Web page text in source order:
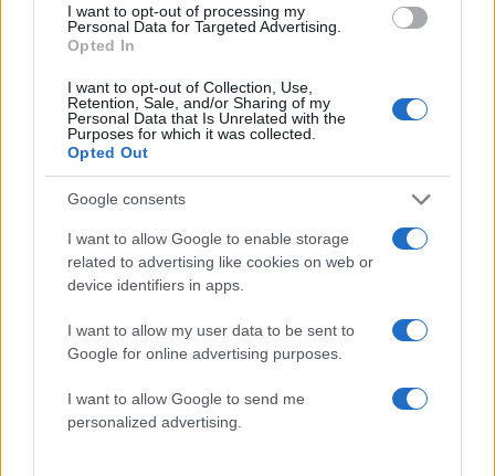
I want to opt-out of processing my
Personal Data for Targeted Advertising.
Opted In
I want to opt-out of Collection, Use,
Retention, Sale, and/or Sharing of my
Personal Data that Is Unrelated with the
Purposes for which it was collected.
Opted Out
Google consents
I want to allow Google to enable storage
related to advertising like cookies on web or
device identifiers in apps.
I want to allow my user data to be sent to
Google for online advertising purposes.
I want to allow Google to send me
personalized advertising.
Πιο δημοφιλή
Σοκαριστική υπόθεση στην Κρήτη:
Τουρίστας ρωτούσε πόσο να πληρώσει για
να ασελγήσει σε 10χρονο κορίτσι - Το παιδί
καθόταν αμέριμνο σε αυλή επιχείρησης
Ryanair: «Ένα κομμάτι του προσώπου του
ήταν σαν πλαστελίνη», συγκλονίζει η
επιβάτιδα που έσωσε τον Σέρβο όταν
έσπασε το παράθυρο του αεροπλάνου
Ανησυχία από το ξέσπασμα του ιού του
Δυτικού Νείλου με κρούσματα στην Αττική
- «Καμπανάκι» από τον Ιατρικό Σύλλογο
Αθηνών για την προστασία της δημόσιας
υγείας